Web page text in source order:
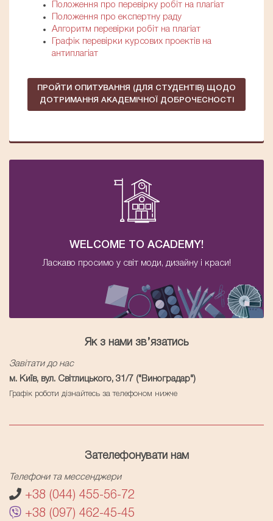
Положення про перевірку робіт на плагіат
Положення про експертну раду
Алгоритм перевірки робіт на плагіат
Графік перевірки курсових проектів на
антиплагіат
ПРОЙТИ ОПИТУВАННЯ (ДЛЯ СТУДЕНТІВ) ЩОДО
ДОТРИМАННЯ АКАДЕМІЧНОЇ ДОБРОЧЕСНОСТІ
WELCOME TO ACADEMY!
Ласкаво просимо у світ моди, дизайну і краси!
Як з нами зв’язатись
Завітати до нас
м. Київ, вул. Світлицького, 31/7 ("Виноградар")
Графік роботи дізнайтесь за телефоном нижче
Зателефонувати нам
Телефони та мессенджери
+38 (044) 455-56-72
+38 (097) 462-45-45